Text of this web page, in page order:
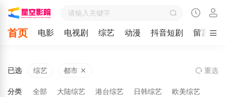
首页 电影 电视剧 综艺 动漫 抖音短剧 留言
已选 综艺 都市 重选
分类 全部 大陆综艺 港台综艺 日韩综艺 欧美综艺